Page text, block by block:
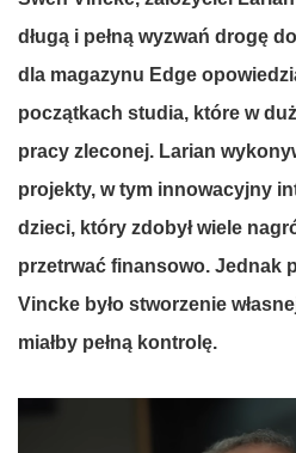
długą i pełną wyzwań drogę
dla magazynu Edge
początkach studia, które w
pracy zleconej. Larian
projekty, w tym innowacyjny
dzieci, który zdobył wiele
przetrwać finansowo. Jednak
Vincke było stworzenie
miałby pełną kontrolę.